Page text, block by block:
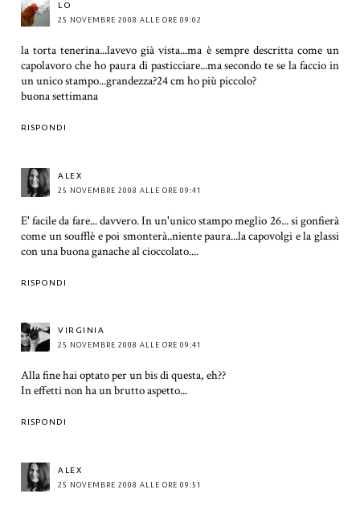
LO
25 NOVEMBRE 2008 ALLE ORE 09:02
la torta tenerina...lavevo già vista...ma è sempre descritta come un
capolavoro che ho paura di pasticciare...ma secondo te se la faccio in
un unico stampo...grandezza?24 cm ho più piccolo?
buona settimana
RISPONDI
ALEX
25 NOVEMBRE 2008 ALLE ORE 09:41
E' facile da fare... davvero. In un'unico stampo meglio 26... si gonfierà
come un soufflè e poi smonterà..niente paura...la capovolgi e la glassi
con una buona ganache al cioccolato....
RISPONDI
VIRGINIA
25 NOVEMBRE 2008 ALLE ORE 09:41
Alla fine hai optato per un bis di questa, eh??
In effetti non ha un brutto aspetto...
RISPONDI
ALEX
25 NOVEMBRE 2008 ALLE ORE 09:51